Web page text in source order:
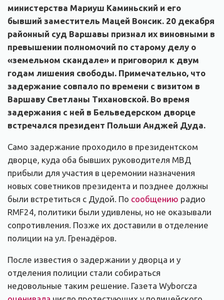
министерства Мариуш Каминьский и его
бывший заместитель Мацей Вонсик. 20 декабря
районный суд Варшавы признал их виновными в
превышении полномочий по старому делу о
«земельном скандале» и приговорил к двум
годам лишения свободы. Примечательно, что
задержание совпало по времени с визитом в
Варшаву Светланы Тихановской. Во время
задержания с ней в Бельведерском дворце
встречался президент Польши Анджей Дуда.
Само задержание проходило в президентском
дворце, куда оба бывших руководителя МВД
прибыли для участия в церемонии назначения
новых советников президента и позднее должны
были встретиться с Дудой. По сообщению радио
RMF24, политики были удивлены, но не оказывали
сопротивления. Позже их доставили в отделение
полиции на ул. Гренадёров.
После известия о задержании у дворца и у
отделения полиции стали собираться
недовольные таким решение. Газета Wyborcza